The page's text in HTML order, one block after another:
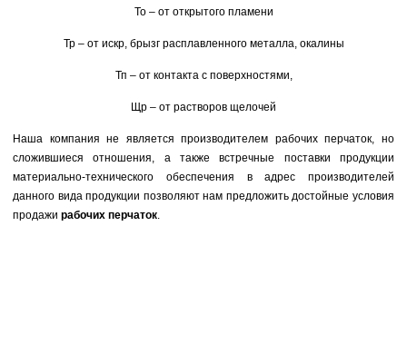
То – от открытого пламени
Тр – от искр, брызг расплавленного металла, окалины
Тп – от контакта с поверхностями,
Щр – от растворов щелочей
Наша компания не является производителем рабочих перчаток, но
сложившиеся отношения, а также встречные поставки продукции
материально-технического обеспечения в адрес производителей
данного вида продукции позволяют нам предложить достойные условия
продажи рабочих перчаток.